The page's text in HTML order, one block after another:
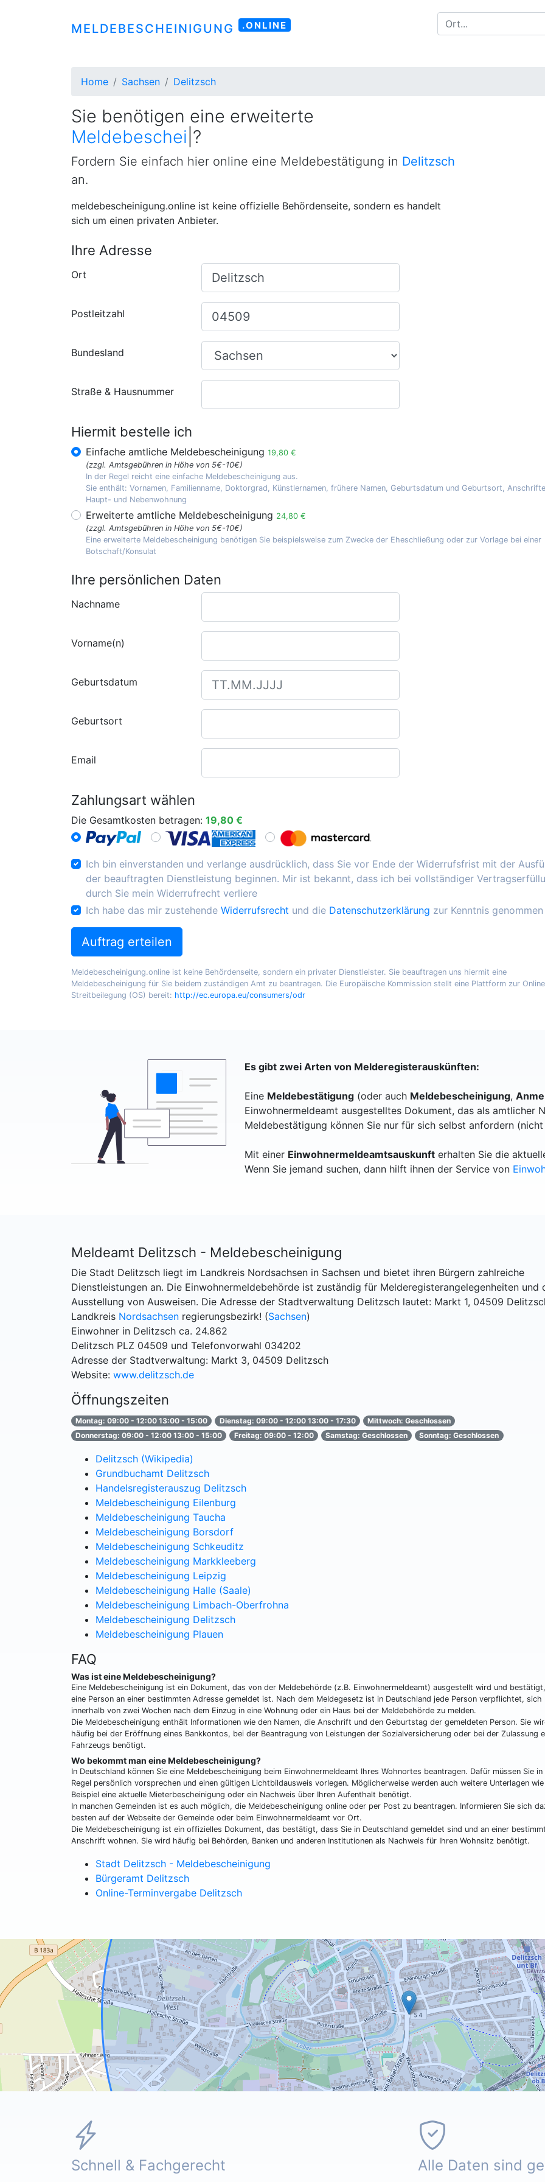
MELDEBESCHEINIGUNG .ONLINE
Home Sachsen Delitzsch
Sie benötigen eine erweiterte
Meldebescheinigung
Fordern Sie einfach hier online eine Meldebestätigung in Delitzsch
an.
meldebescheinigung.online ist keine offizielle Behördenseite, sondern es handelt
sich um einen privaten Anbieter.
Ihre Adresse
Ort
Postleitzahl
Bundesland
Straße & Hausnummer
Hiermit bestelle ich
Einfache amtliche Meldebescheinigung 19,80 €
(zzgl. Amtsgebühren in Höhe von 5€-10€)
In der Regel reicht eine einfache Meldebescheinigung aus.
Sie enthält: Vornamen, Familienname, Doktorgrad, Künstlernamen, frühere Namen, Geburtsdatum und Geburtsort,
Haupt- und Nebenwohnung
Erweiterte amtliche Meldebescheinigung 24,80 €
(zzgl. Amtsgebühren in Höhe von 5€-10€)
Eine erweiterte Meldebescheinigung benötigen Sie beispielsweise zum Zwecke der Eheschließung oder zur Vorlage bei einer
Botschaft/Konsulat
Ihre persönlichen Daten
Nachname
Vorname(n)
Geburtsdatum
Geburtsort
Email
Zahlungsart wählen
Die Gesamtkosten betragen: 19,80 €
Ich bin einverstanden und verlange ausdrücklich, dass Sie vor Ende der Widerrufsfrist mit der
der beauftragten Dienstleistung beginnen. Mir ist bekannt, dass ich bei vollständiger
durch Sie mein Widerrufrecht verliere
Ich habe das mir zustehende Widerrufsrecht und die Datenschutzerklärung zur Kenntnis genommen
Auftrag erteilen
Meldebescheinigung.online ist keine Behördenseite, sondern ein privater Dienstleister. Sie beauftragen uns hiermit eine
Meldebescheinigung für Sie beidem zuständigen Amt zu beantragen. Die Europäische Kommission stellt eine Plattform zur
Streitbeilegung (OS) bereit: http://ec.europa.eu/consumers/odr
Es gibt zwei Arten von Melderegisterauskünften:
Eine Meldebestätigung (oder auch Meldebescheinigung,
Einwohnermeldeamt ausgestelltes Dokument, das als amtlicher
Meldebestätigung können Sie nur für sich selbst anfordern
Mit einer Einwohnermeldeamtsauskunft erhalten Sie die
Wenn Sie jemand suchen, dann hilft ihnen der Service von
Meldeamt Delitzsch - Meldebescheinigung
Die Stadt Delitzsch liegt im Landkreis Nordsachsen in Sachsen und bietet ihren Bürgern zahlreiche
Dienstleistungen an. Die Einwohnermeldebehörde ist zuständig für Melderegisterangelegenheiten und
Ausstellung von Ausweisen. Die Adresse der Stadtverwaltung Delitzsch lautet: Markt 1, 04509
Landkreis Nordsachsen regierungsbezirk! (Sachsen)
Einwohner in Delitzsch ca. 24.862
Delitzsch PLZ 04509 und Telefonvorwahl 034202
Adresse der Stadtverwaltung: Markt 3, 04509 Delitzsch
Website: www.delitzsch.de
Öffnungszeiten
Montag: 09:00 - 12:00 13:00 - 15:00 Dienstag: 09:00 - 12:00 13:00 - 17:30
Mittwoch: Geschlossen
Donnerstag: 09:00 - 12:00 13:00 - 15:00
Freitag: 09:00 - 12:00 Samstag: Geschlossen Sonntag: Geschlossen
Delitzsch (Wikipedia)
Grundbuchamt Delitzsch
Handelsregisterauszug Delitzsch
Meldebescheinigung Eilenburg
Meldebescheinigung Taucha
Meldebescheinigung Borsdorf
Meldebescheinigung Schkeuditz
Meldebescheinigung Markkleeberg
Meldebescheinigung Leipzig
Meldebescheinigung Halle (Saale)
Meldebescheinigung Limbach-Oberfrohna
Meldebescheinigung Delitzsch
Meldebescheinigung Plauen
FAQ
Was ist eine Meldebescheinigung?
Eine Meldebescheinigung ist ein Dokument, das von der Meldebehörde (z.B. Einwohnermeldeamt) ausgestellt wird und
eine Person an einer bestimmten Adresse gemeldet ist. Nach dem Meldegesetz ist in Deutschland jede Person verpflichtet, sich
innerhalb von zwei Wochen nach dem Einzug in eine Wohnung oder ein Haus bei der Meldebehörde zu melden.
Die Meldebescheinigung enthält Informationen wie den Namen, die Anschrift und den Geburtstag der gemeldeten Person. Sie
häufig bei der Eröffnung eines Bankkontos, bei der Beantragung von Leistungen der Sozialversicherung oder bei der Zulassung
Fahrzeugs benötigt.
Wo bekommt man eine Meldebescheinigung?
In Deutschland können Sie eine Meldebescheinigung beim Einwohnermeldeamt Ihres Wohnortes beantragen. Dafür müssen Sie in
Regel persönlich vorsprechen und einen gültigen Lichtbildausweis vorlegen. Möglicherweise werden auch weitere Unterlagen
Beispiel eine aktuelle Mieterbescheinigung oder ein Nachweis über Ihren Aufenthalt benötigt.
In manchen Gemeinden ist es auch möglich, die Meldebescheinigung online oder per Post zu beantragen. Informieren Sie sich
besten auf der Webseite der Gemeinde oder beim Einwohnermeldeamt vor Ort.
Die Meldebescheinigung ist ein offizielles Dokument, das bestätigt, dass Sie in Deutschland gemeldet sind und an einer
Anschrift wohnen. Sie wird häufig bei Behörden, Banken und anderen Institutionen als Nachweis für Ihren Wohnsitz benötigt.
Stadt Delitzsch - Meldebescheinigung
Bürgeramt Delitzsch
Online-Terminvergabe Delitzsch
Schnell & Fachgerecht Alle Daten sind